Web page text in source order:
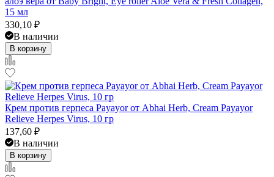
15 мл
330,10 ₽
В наличии
В корзину
Крем против герпеса Payayor от Abhai Herb, Cream Payayor
Relieve Herpes Virus, 10 гр
137,60 ₽
В наличии
В корзину